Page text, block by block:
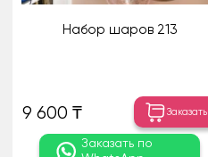
Набор шаров 213
9 600 ₸ Заказать
Заказать по